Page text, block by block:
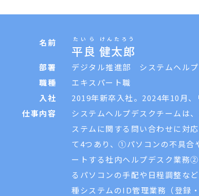
名前
平良
たいら
健太郎
けんたろう
部署
デジタル推進部 システムヘル
職種
エキスパート職
入社
2019年新卒入社。2024年10月、
仕事内容
システムヘルプデスクチームは
ステムに関する問い合わせに対
て4つあり、①パソコンの不具合
ートする社内ヘルプデスク業務
るパソコンの手配や日程調整な
種システムのID管理業務（登録